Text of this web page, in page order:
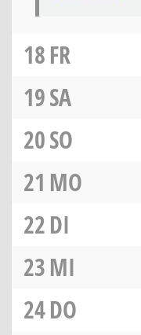
18FR
19SA
20SO
21 MO
22DI
23MI
24DO